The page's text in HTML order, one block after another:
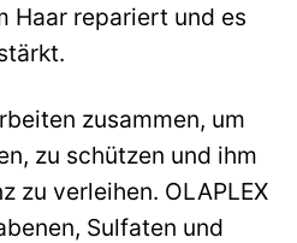
Haar repariert und es
zusammen, um
zu schützen und ihm
zu verleihen. OLAPLEX
Sulfaten und